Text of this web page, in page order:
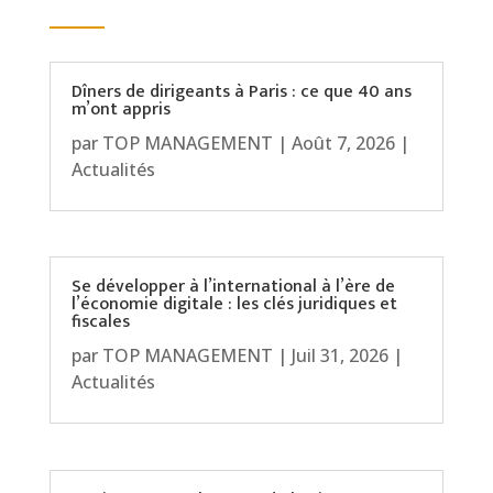
Dîners de dirigeants à Paris : ce que 40 ans
m’ont appris
par TOP MANAGEMENT | Août 7, 2026|
Actualités
Se développer à l’international à l’ère de
l’économie digitale : les clés juridiques et
fiscales
par TOP MANAGEMENT | Juil 31, 2026|
Actualités